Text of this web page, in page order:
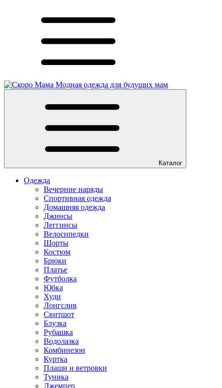
Модная одежда для будущих мам
Каталог
Одежда
Вечерние наряды
Спортивная одежда
Домашняя одежда
Джинсы
Леггинсы
Велосипедки
Шорты
Костюм
Брюки
Платье
Футболка
Юбка
Худи
Лонгслив
Свитшот
Блузка
Рубашка
Водолазка
Комбинезон
Куртка
Плащи и ветровки
Туника
Джемпер